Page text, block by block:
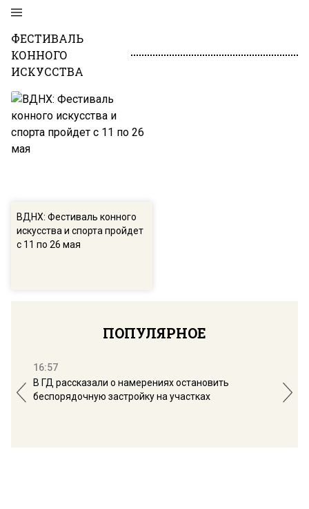
ФЕСТИВАЛЬ
КОННОГО
ИСКУССТВА
ВДНХ: Фестиваль конного
искусства и спорта пройдет
с 11 по 26 мая
ПОПУЛЯРНОЕ
16:57
В ГД рассказали о намерениях остановить
беспорядочную застройку на участках